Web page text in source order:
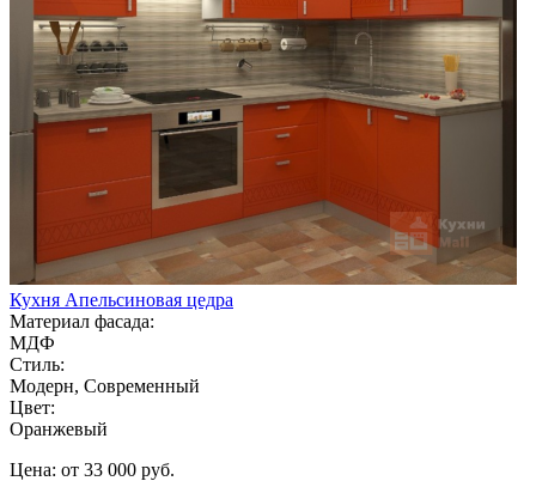
Кухня Апельсиновая цедра
Материал фасада:
МДФ
Стиль:
Модерн, Современный
Цвет:
Оранжевый
Цена: от 33 000 руб.